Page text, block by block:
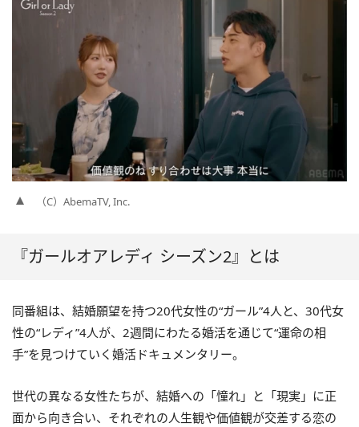
（C）AbemaTV, Inc.
『ガールオアレディ シーズン2』とは
同番組は、結婚願望を持つ20代女性の“ガール”4人と、30代女
性の“レディ”4人が、2週間にわたる婚活を通じて“運命の相
手”を見つけていく婚活ドキュメンタリー。
世代の異なる女性たちが、結婚への「憧れ」と「現実」に正
面から向き合い、それぞれの人生観や価値観が交差する恋の